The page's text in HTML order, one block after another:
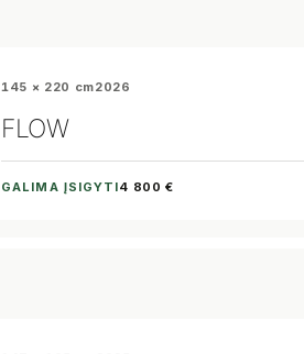
145 × 220 cm2026
FLOW
GALIMA ĮSIGYTI4 800 €